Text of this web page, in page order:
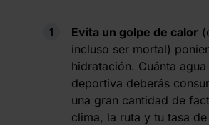
Evita un golpe de calor
incluso ser mortal)
hidratación. Cuánta
deportiva deberás
una gran cantidad de
clima, la ruta y tu tasa